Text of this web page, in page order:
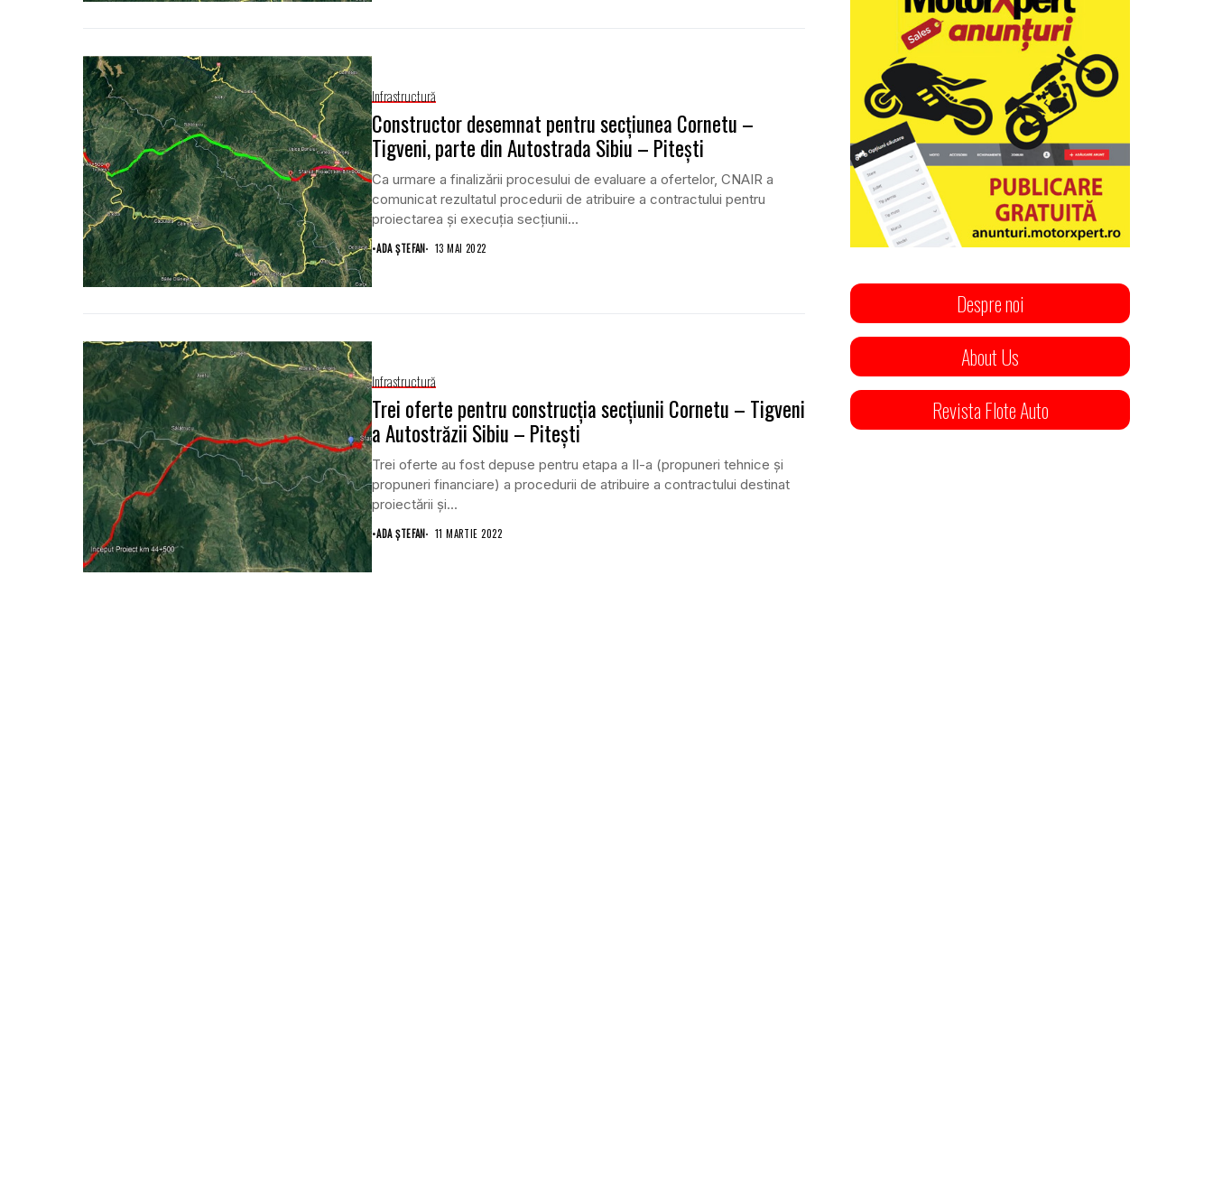
Infrastructură
Constructor desemnat pentru secțiunea Cornetu –
Tigveni, parte din Autostrada Sibiu – Pitești
Ca urmare a finalizării procesului de evaluare a ofertelor, CNAIR a
comunicat rezultatul procedurii de atribuire a contractului pentru
proiectarea și execuția secțiunii...
•ADA ȘTEFAN 13 MAI 2022
Infrastructură
Trei oferte pentru construcția secțiunii Cornetu – Tigveni
a Autostrăzii Sibiu – Pitești
Trei oferte au fost depuse pentru etapa a II-a (propuneri tehnice și
propuneri financiare) a procedurii de atribuire a contractului destinat
proiectării și...
•ADA ȘTEFAN 11 MARTIE 2022
Despre noi
About Us
Revista Flote Auto